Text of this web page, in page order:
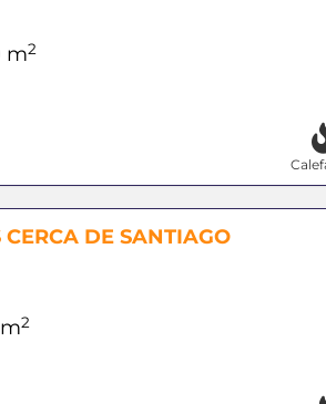
m2
DE SANTIAGO
2